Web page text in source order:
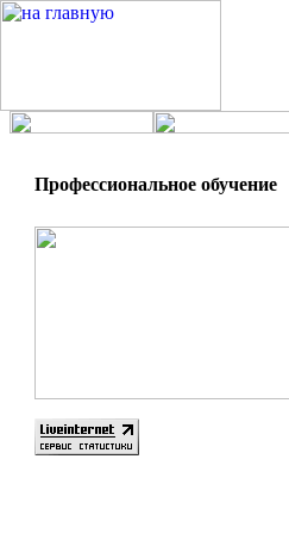
Профессиональное обучение